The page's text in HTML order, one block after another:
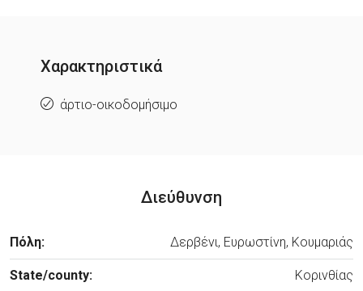
Χαρακτηριστικά
άρτιο-οικοδομήσιμο
Διεύθυνση
Πόλη: Δερβένι, Ευρωστίνη, Κουμαριάς
State/county: Κορινθίας